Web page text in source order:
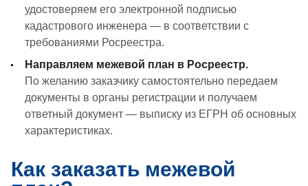
удостоверяем его электронной подписью
кадастрового инженера — в соответствии с
требованиями Росреестра.
Направляем межевой план в Росреестр.
По желанию заказчику самостоятельно передаем
документы в органы регистрации и получаем
ответный документ — выписку из ЕГРН об основных
характеристиках.
Как заказать межевой